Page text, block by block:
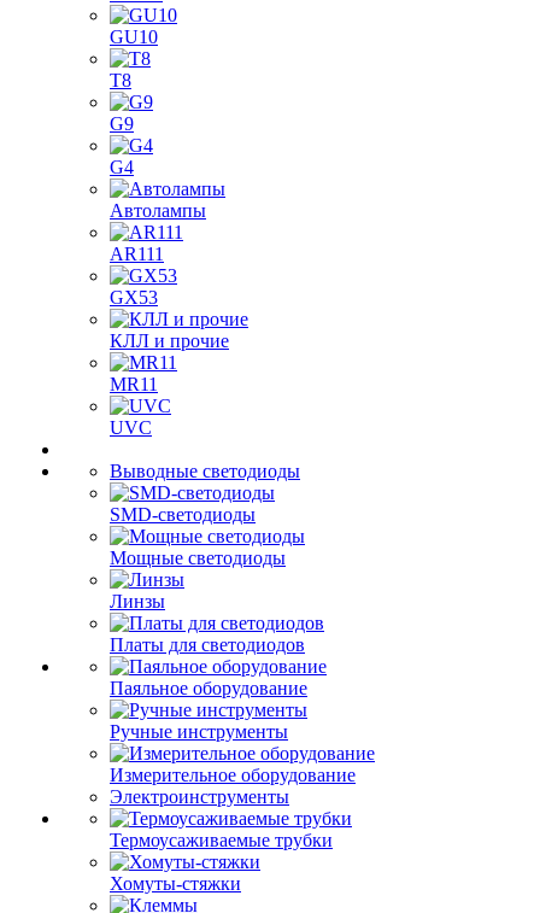
GU10
T8
G9
G4
Автолампы
AR111
GX53
КЛЛ и прочие
MR11
UVC
Выводные светодиоды
SMD-светодиоды
Мощные светодиоды
Линзы
Платы для светодиодов
Паяльное оборудование
Ручные инструменты
Измерительное оборудование
Электроинструменты
Термоусаживаемые трубки
Хомуты-стяжки